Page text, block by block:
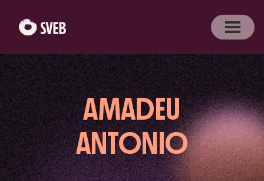
AMADEU
ANTONIO